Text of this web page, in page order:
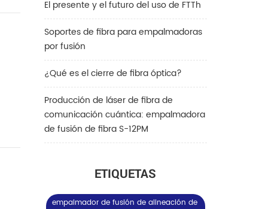
El presente y el futuro del uso de FTTh
Soportes de fibra para empalmadoras
por fusión
¿Qué es el cierre de fibra óptica?
Producción de láser de fibra de
comunicación cuántica: empalmadora
de fusión de fibra S-12PM
ETIQUETAS
empalmador de fusión de alineación de